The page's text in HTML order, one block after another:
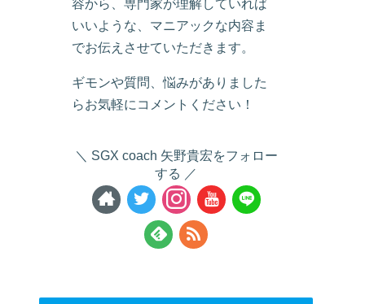
容から、専門家が理解していれば
いいような、マニアックな内容ま
でお伝えさせていただきます。
ギモンや質問、悩みがありました
らお気軽にコメントください！
SGX coach 矢野貴宏をフォロー
する